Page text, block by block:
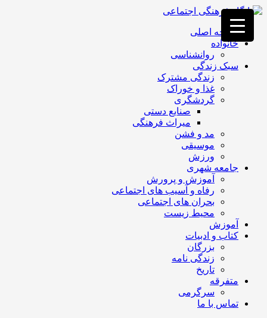
فصد
خون
غرب
تهران
خشکشویی
تصفیه
تهران
صفحه اصلی
خانواده
روانشناسی
سبک زندگی
زندگی مشترک
غذا و خوراک
گردشگری
صنایع دستی
میراث فرهنگی
مد و فشن
موسیقی
ورزش
جامعه شهری
آموزش و پرورش
رفاه و آسیب های اجتماعی
بحران های اجتماعی
محیط زیست
آموزش
کتاب و ادبیات
بزرگان
زندگی نامه
تاریخ
متفرقه
سرگرمی
تماس با ما